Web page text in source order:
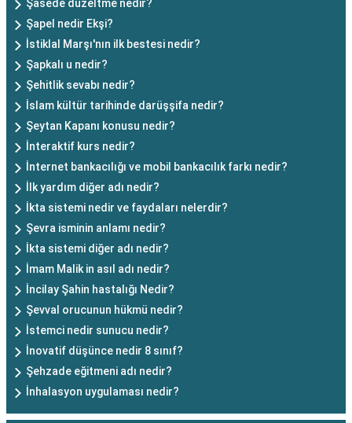
Şasede düzeltme nedir?
Şapel nedir Ekşi?
İstiklal Marşı'nın ilk bestesi nedir?
Şapkalı u nedir?
Şehitlik sevabı nedir?
İslam kültür tarihinde darüşşifa nedir?
Şeytan Kapanı konusu nedir?
İnteraktif kurs nedir?
İnternet bankacılığı ve mobil bankacılık farkı nedir?
İlk yardım diğer adı nedir?
İkta sistemi nedir ve faydaları nelerdir?
Şevra isminin anlamı nedir?
İkta sistemi diğer adı nedir?
İmam Malik in asıl adı nedir?
İncilay Şahin hastalığı Nedir?
Şevval orucunun hükmü nedir?
İstemci nedir sunucu nedir?
İnovatif düşünce nedir 8 sınıf?
Şehzade eğitmeni adı nedir?
İnhalasyon uygulaması nedir?